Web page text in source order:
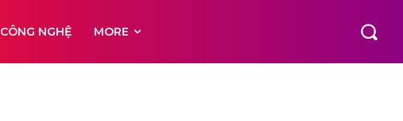
CÔNG NGHỆ MORE